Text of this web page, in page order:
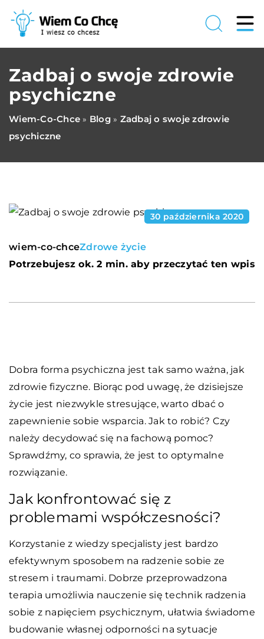
Zadbaj o swoje zdrowie
psychiczne
Wiem-Co-Chce » Blog» Zadbaj o swoje zdrowie
psychiczne
30 października 2020
wiem-co-chceZdrowe życie
Potrzebujesz ok. 2 min. aby przeczytać ten wpis
Dobra forma psychiczna jest tak samo ważna, jak
zdrowie fizyczne. Biorąc pod uwagę, że dzisiejsze
życie jest niezwykle stresujące, warto dbać o
zapewnienie sobie wsparcia. Jak to robić? Czy
należy decydować się na fachową pomoc?
Sprawdźmy, co sprawia, że jest to optymalne
rozwiązanie.
Jak konfrontować się z
problemami współczesności?
Korzystanie z wiedzy specjalisty jest bardzo
efektywnym sposobem na radzenie sobie ze
stresem i traumami. Dobrze przeprowadzona
terapia umożliwia nauczenie się technik radzenia
sobie z napięciem psychicznym, ułatwia świadome
budowanie własnej odporności na sytuacje